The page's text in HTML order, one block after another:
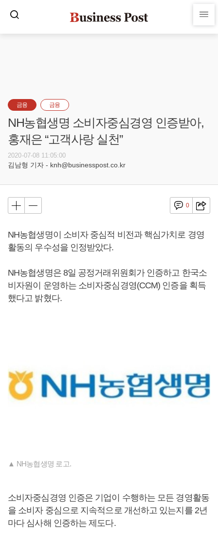
금융 금융
NH농협생명 소비자중심경영 인증받아,
홍재은 “고객사랑 실천”
2020-07-08 11:05:00
김남형 기자 - knh@businesspost.co.kr
0
NH농협생명이 소비자 중심적 비전과 핵심가치로 경영
활동의 우수성을 인정받았다.
NH농협생명은 8일 공정거래위원회가 인증하고 한국소
비자원이 운영하는 소비자중심경영(CCM) 인증을 획득
했다고 밝혔다.
▲ NH농협생명 로고.
소비자중심경영 인증은 기업이 수행하는 모든 경영활동
을 소비자 중심으로 지속적으로 개선하고 있는지를 2년
마다 심사해 인증하는 제도다.